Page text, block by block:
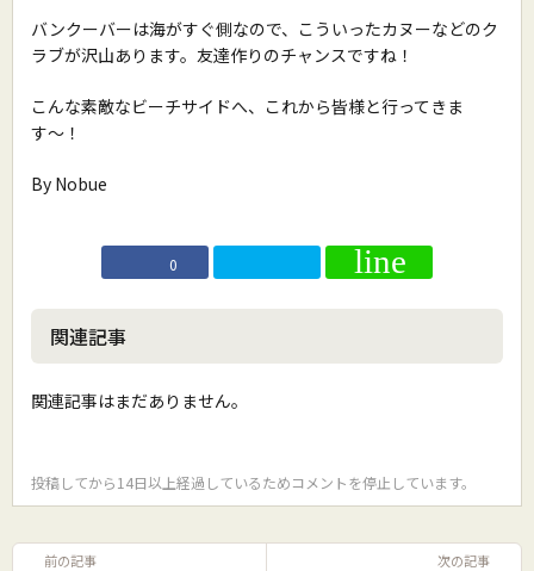
バンクーバーは海がすぐ側なので、こういったカヌーなどのク
ラブが沢山あります。友達作りのチャンスですね！
こんな素敵なビーチサイドへ、これから皆様と行ってきま
す〜！
By Nobue
0
関連記事
関連記事はまだありません。
投稿してから14日以上経過しているためコメントを停止しています。
前の記事 次の記事